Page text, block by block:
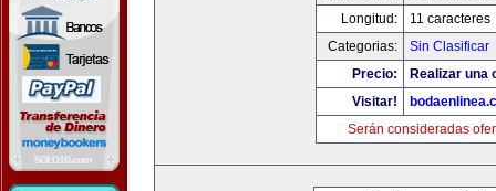
Longitud:
11 caracteres
Categorias:
Sin Clasificar
Precio:
Realizar una
Visitar!
Serán consideradas